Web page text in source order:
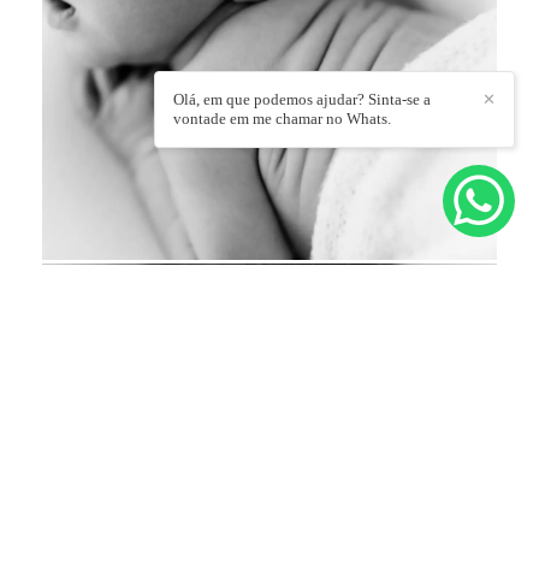
✕
Olá, em que podemos ajudar? Sinta-se a
vontade em me chamar no Whats.